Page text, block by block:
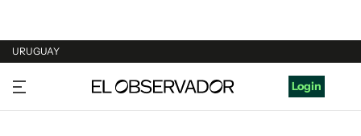
URUGUAY
URUGUAY
ARGENTINA
Login